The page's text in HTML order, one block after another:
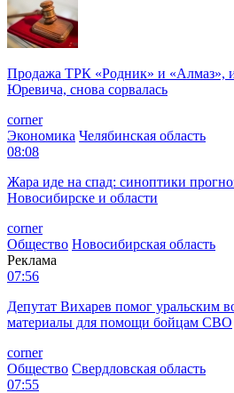
Продажа ТРК «Родник» и «Алмаз»,
Юревича, снова сорвалась
corner
Экономика Челябинская область
08:08
Жара иде на спад: синоптики
Новосибирске и области
corner
Общество Новосибирская область
Реклама
07:56
Депутат Вихарев помог уральским
материалы для помощи бойцам СВО
corner
Общество Свердловская область
07:55